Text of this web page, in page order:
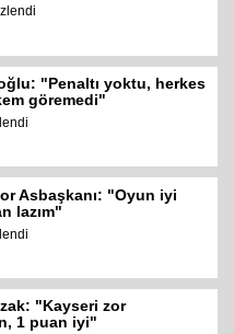
"Penaltı yoktu, herkes
göremedi"
Asbaşkanı: "Oyun iyi
lazım"
"Kayseri zor
1 puan iyi"